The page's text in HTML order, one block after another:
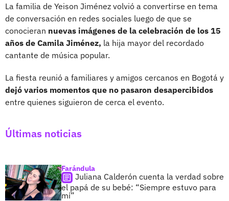
La familia de Yeison Jiménez volvió a convertirse en tema
de conversación en redes sociales luego de que se
conocieran nuevas imágenes de la celebración de los 15
años de Camila Jiménez, la hija mayor del recordado
cantante de música popular.
La fiesta reunió a familiares y amigos cercanos en Bogotá y
dejó varios momentos que no pasaron desapercibidos
entre quienes siguieron de cerca el evento.
Últimas noticias
Farándula
Juliana Calderón cuenta la verdad sobre
el papá de su bebé: “Siempre estuvo para
mí”